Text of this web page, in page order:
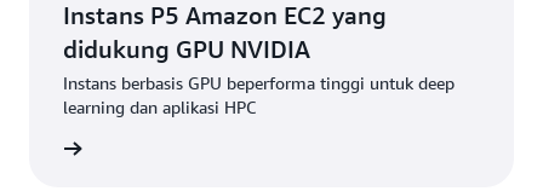
Instans P5 Amazon EC2 yang
didukung GPU NVIDIA
Instans berbasis GPU beperforma tinggi untuk deep
learning dan aplikasi HPC